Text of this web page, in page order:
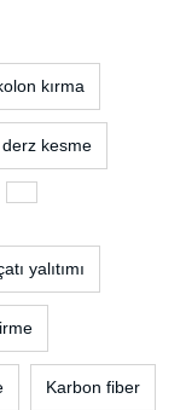
kırma
derz kesme
yalıtımı
Karbon fiber